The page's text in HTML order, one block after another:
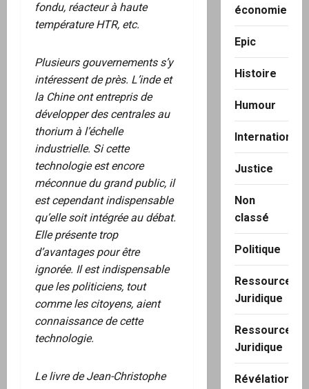
fondu, réacteur à haute
température HTR, etc.
Plusieurs gouvernements s’y
intéressent de près. L’inde et
la Chine ont entrepris de
développer des centrales au
thorium à l’échelle
industrielle. Si cette
technologie est encore
méconnue du grand public, il
est cependant indispensable
qu’elle soit intégrée au débat.
Elle présente trop
d’avantages pour être
ignorée. Il est indispensable
que les politiciens, tout
comme les citoyens, aient
connaissance de cette
technologie.
Le livre de Jean-Christophe
économie
Epic
Histoire
Humour
International
Justice
Non
classé
Politique
Ressource
Juridique
Ressource
Juridique
Révélation